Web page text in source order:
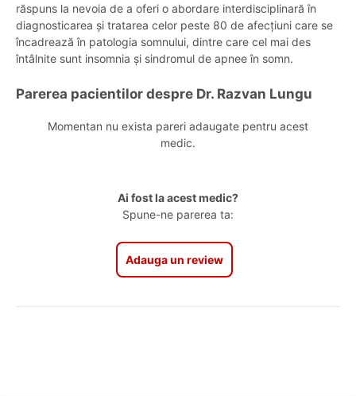
răspuns la nevoia de a oferi o abordare interdisciplinară în
diagnosticarea și tratarea celor peste 80 de afecțiuni care se
încadrează în patologia somnului, dintre care cel mai des
întâlnite sunt insomnia și sindromul de apnee în somn.
Parerea pacientilor despre Dr. Razvan Lungu
Momentan nu exista pareri adaugate pentru acest
medic.
Ai fost la acest medic?
Spune-ne parerea ta:
Adauga un review